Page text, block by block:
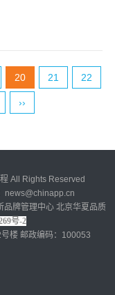
20 21 22
››
All Rights Reserved
news@chinapp.cn
品牌管理中心 北京华夏品质
号-2
楼 邮政编码：100053